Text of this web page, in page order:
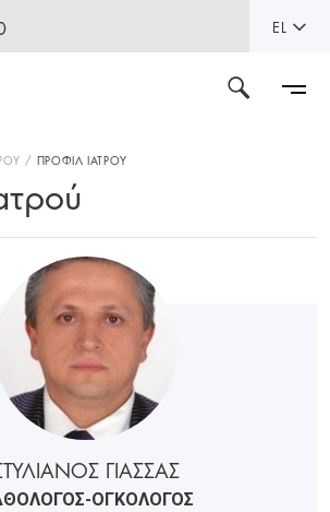
EL
ΠΡΟΦΙΛ ΙΑΤΡΟΥ
ΓΙΑΣΣΑΣ
ΟΓΚΟΛΟΓΟΣ